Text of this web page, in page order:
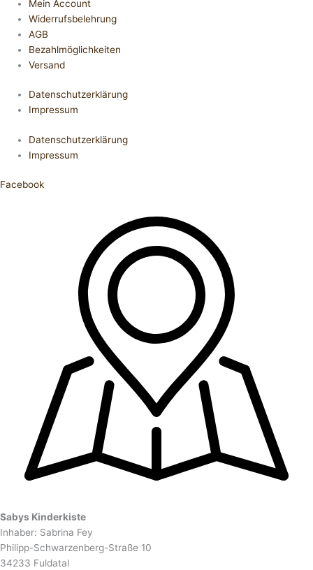
Mein Account
Widerrufsbelehrung
AGB
Bezahlmöglichkeiten
Versand
Datenschutzerklärung
Impressum
Datenschutzerklärung
Impressum
Facebook
Sabys Kinderkiste
Inhaber: Sabrina Fey
Philipp-Schwarzenberg-Straße 10
34233 Fuldatal